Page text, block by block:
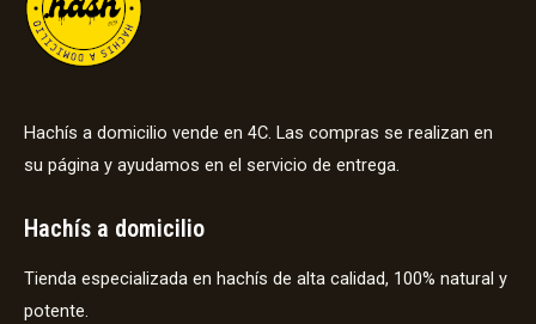
Hachís a domicilio vende en 4C. Las compras se realizan en
su página y ayudamos en el servicio de entrega.
Hachís a domicilio
Tienda especializada en hachís de alta calidad, 100% natural y
potente.